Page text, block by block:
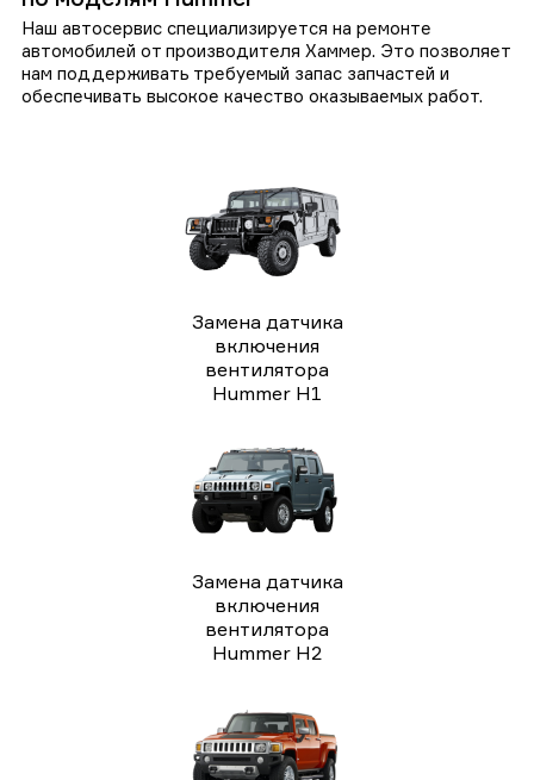
Наш автосервис специализируется на ремонте
автомобилей от производителя Хаммер. Это позволяет
нам поддерживать требуемый запас запчастей и
обеспечивать высокое качество оказываемых работ.
Замена датчика
включения
вентилятора
Hummer H1
Замена датчика
включения
вентилятора
Hummer H2